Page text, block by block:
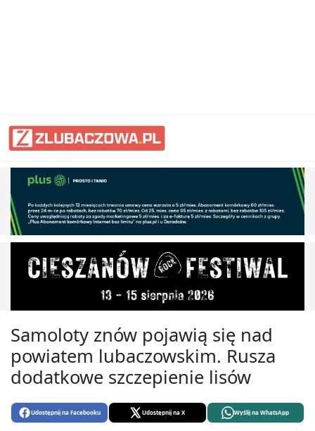
Samoloty znów pojawią się nad
powiatem lubaczowskim. Rusza
dodatkowe szczepienie lisów
Udostępnij na Facebooku Udostępnij na X Wyślij na WhatsApp